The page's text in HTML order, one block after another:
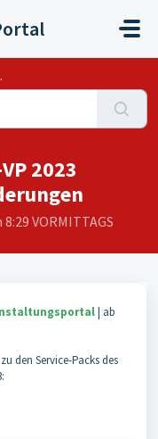
2023
VORMITTAGS
| ab
den Service-Packs des